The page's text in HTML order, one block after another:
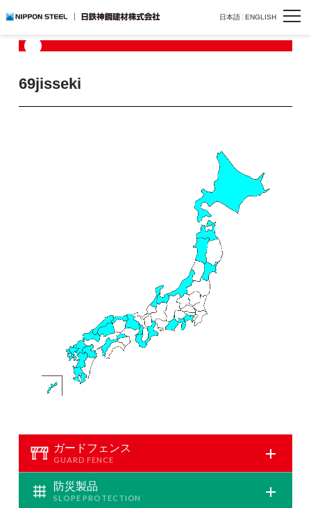
日本語 ENGLISH
69jisseki
69jisseki
ガードフェンス
防災製品